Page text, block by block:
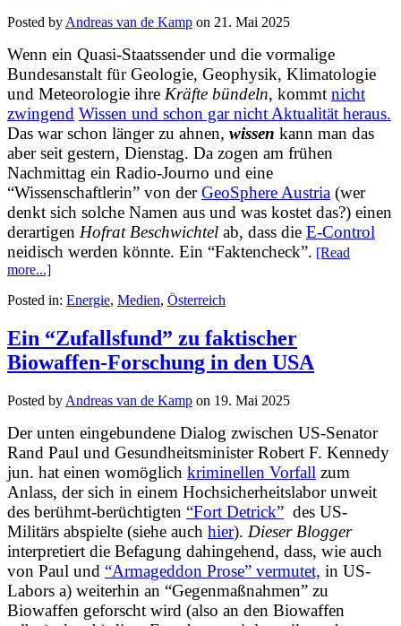
Posted by Andreas van de Kamp on 21. Mai 2025
Wenn ein Quasi-Staatssender und die vormalige
Bundesanstalt für Geologie, Geophysik, Klimatologie
und Meteorologie ihre Kräfte bündeln, kommt nicht
zwingend Wissen und schon gar nicht Aktualität heraus.
Das war schon länger zu ahnen, wissen kann man das
aber seit gestern, Dienstag. Da zogen am frühen
Nachmittag ein Radio-Journo und eine
“Wissenschaftlerin” von derGeoSphere Austria (wer
denkt sich solche Namen aus und was kostet das?) einen
derartigen Hofrat Beschwichtel ab, dass die E-Control
neidisch werden könnte. Ein “Faktencheck”. [Read
more...]
Posted in: Energie, Medien, Österreich
Ein “Zufallsfund” zu faktischer
Biowaffen-Forschung in den USA
Posted by Andreas van de Kamp on 19. Mai 2025
Der unten eingebundene Dialog zwischen US-Senator
Rand Paul und Gesundheitsminister Robert F. Kennedy
jun. hat einen womöglich kriminellen Vorfall zum
Anlass, der sich in einem Hochsicherheitslabor unweit
des berühmt-berüchtigten “Fort Detrick” des US-
Militärs abspielte (siehe auch hier). Dieser Blogger
interpretiert die Befagung dahingehend, dass, wie auch
von Paul und “Armageddon Prose” vermutet, in US-
Labors a) weiterhin an “Gegenmaßnahmen” zu
Biowaffen geforscht wird (also an den Biowaffen